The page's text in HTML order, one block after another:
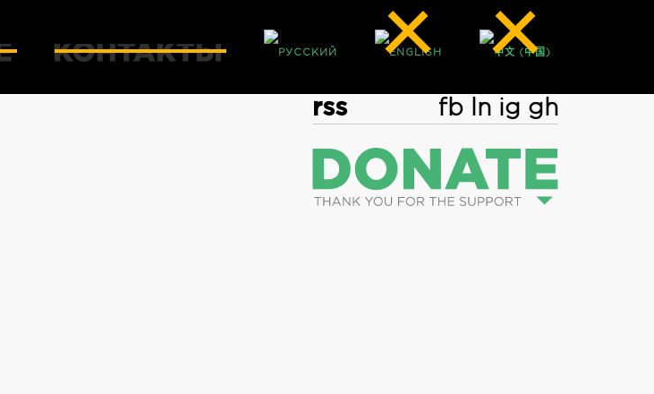
rss fb ln ig gh